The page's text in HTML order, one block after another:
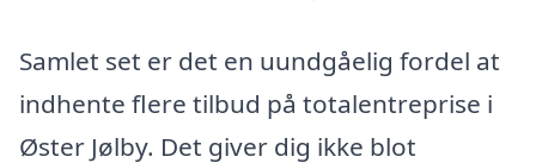
Samlet set er det en uundgåelig fordel at
indhente flere tilbud på totalentreprise i
Øster Jølby. Det giver dig ikke blot